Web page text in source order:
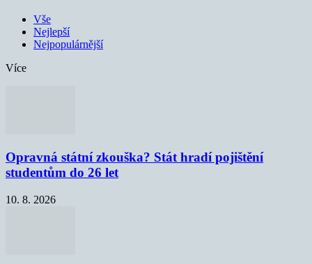
Vše
Nejlepší
Nejpopulárnější
Více
Opravná státní zkouška? Stát hradí pojištění
studentům do 26 let
10. 8. 2026